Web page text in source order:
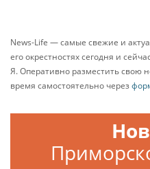
News-Life — самые свежие и
его окрестностях сегодня и
Я. Оперативно разместить свою
время самостоятельно через